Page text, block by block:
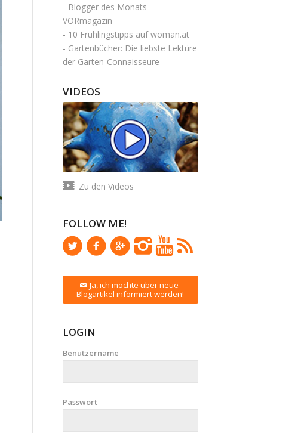
- Blogger des Monats
VORmagazin
- 10 Frühlingstipps auf woman.at
- Gartenbücher: Die liebste Lektüre
der Garten-Connaisseure
VIDEOS
Zu den Videos
FOLLOW ME!
Ja, ich möchte über neue
Blogartikel informiert werden!
LOGIN
Benutzername
Passwort